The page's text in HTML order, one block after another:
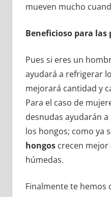
mueven mucho
Beneficioso para
Pues si eres un
ayudará a refrigerar
mejorará cantidad y
Para el caso de
desnudas ayudarán
los hongos; como ya
hongos crecen mejor
húmedas.
Finalmente te hemos